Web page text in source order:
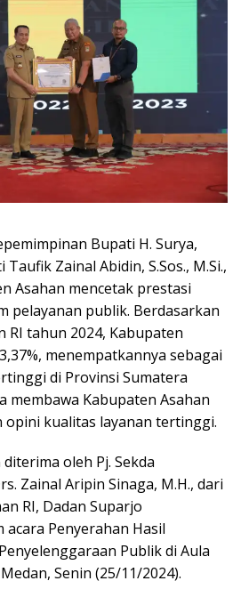
Bupati H. Surya,
Taufik Zainal Abidin, S.Sos., M.Si.,
Asahan mencetak prestasi
pelayanan publik. Berdasarkan
RI tahun 2024, Kabupaten
menempatkannya sebagai
di Provinsi Sumatera
membawa Kabupaten Asahan
opini kualitas layanan tertinggi.
oleh Pj. Sekda
Zainal Aripin Sinaga, M.H., dari
RI, Dadan Suparjo
acara Penyerahan Hasil
Publik di Aula
Senin (25/11/2024).